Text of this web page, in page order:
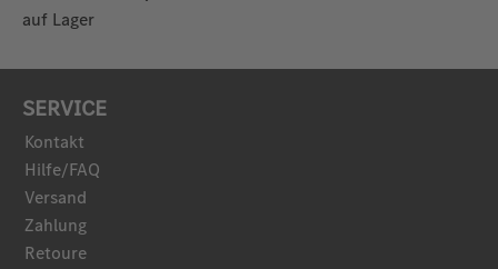
auf Lager
SERVICE
Kontakt
Hilfe/FAQ
Versand
Zahlung
Retoure